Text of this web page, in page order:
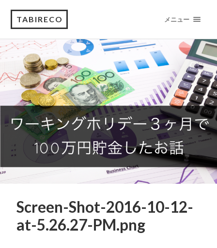
TABIRECO メニュー
Screen-Shot-2016-10-12-
at-5.26.27-PM.png